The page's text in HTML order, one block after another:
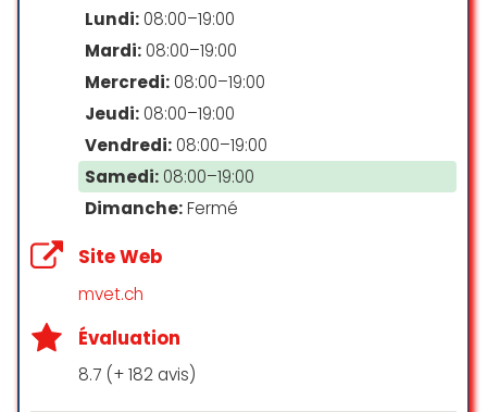
Je suis très satisfait des services
de cette clinique vétérinaire.
L’accueil est chaleureux, l’équipe
est professionnelle et bienveillante,
et on sent qu’ils se soucient
vraiment du bien-être des
animaux. Mon compagnon à
en charge. Je recommande
Lundi: 08:00–19:00
Mardi: 08:00–19:00
Mercredi: 08:00–19:00
Jeudi: 08:00–19:00
Vendredi: 08:00–19:00
Samedi: 08:00–19:00
Dimanche:Fermé
Site Web
mvet.ch
Évaluation
8.7 (+ 182 avis)